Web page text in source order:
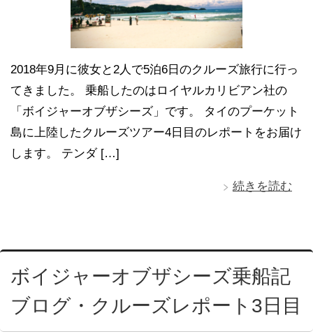
2018年9月に彼女と2人で5泊6日のクルーズ旅行に行っ
てきました。 乗船したのはロイヤルカリビアン社の
「ボイジャーオブザシーズ」です。 タイのプーケット
島に上陸したクルーズツアー4日目のレポートをお届け
します。 テンダ […]
続きを読む
ボイジャーオブザシーズ乗船記
ブログ・クルーズレポート3日目